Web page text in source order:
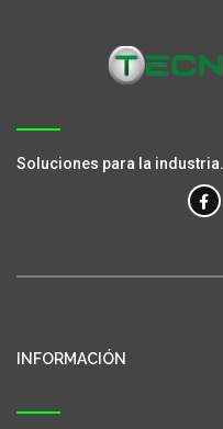
Soluciones para la industria.
INFORMACIÓN